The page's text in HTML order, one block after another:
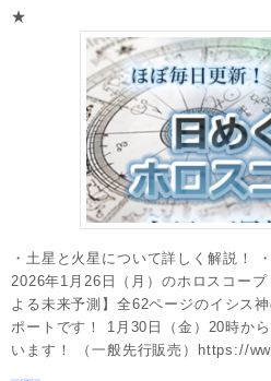
★
・土星と火星について詳しく解説！
2026年1月26日（月）のホロスコー
よる未来予測】全62ページのイシス
ポートです！ 1月30日（金）20時か
います！ （一般先行販売）https://